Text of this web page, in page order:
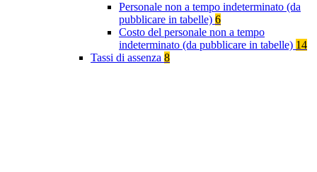
Personale non a tempo indeterminato (da
pubblicare in tabelle) 6
Costo del personale non a tempo
indeterminato (da pubblicare in tabelle) 14
Tassi di assenza 8